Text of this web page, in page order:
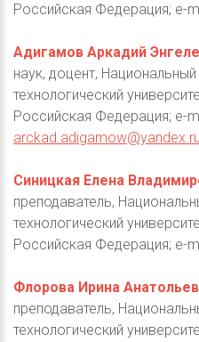
Российская Федерация; e-
Адигамов Аркадий
наук, доцент,
технологический
Российская Федерация; e-
arckad.adigamow@yandex.ru
Синицкая Елена
преподаватель,
технологический
Российская Федерация; e-
Флорова Ирина
преподаватель,
технологический